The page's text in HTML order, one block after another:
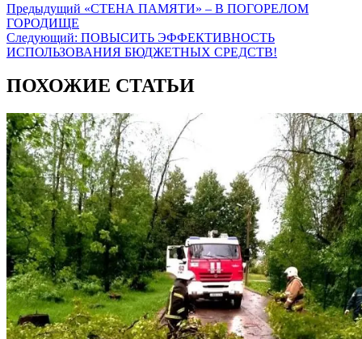
Предыдущий «СТЕНА ПАМЯТИ» – В ПОГОРЕЛОМ
ГОРОДИЩЕ
Следующий: ПОВЫСИТЬ ЭФФЕКТИВНОСТЬ
ИСПОЛЬЗОВАНИЯ БЮДЖЕТНЫХ СРЕДСТВ!
ПОХОЖИЕ СТАТЬИ